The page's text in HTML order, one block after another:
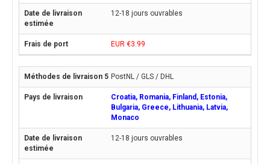
12-18 jours ouvrables
EUR €3.99
PostNL / GLS / DHL
Croatia, Romania, Finland, Estonia,
Bulgaria, Greece, Lithuania, Latvia,
Monaco
12-18 jours ouvrables